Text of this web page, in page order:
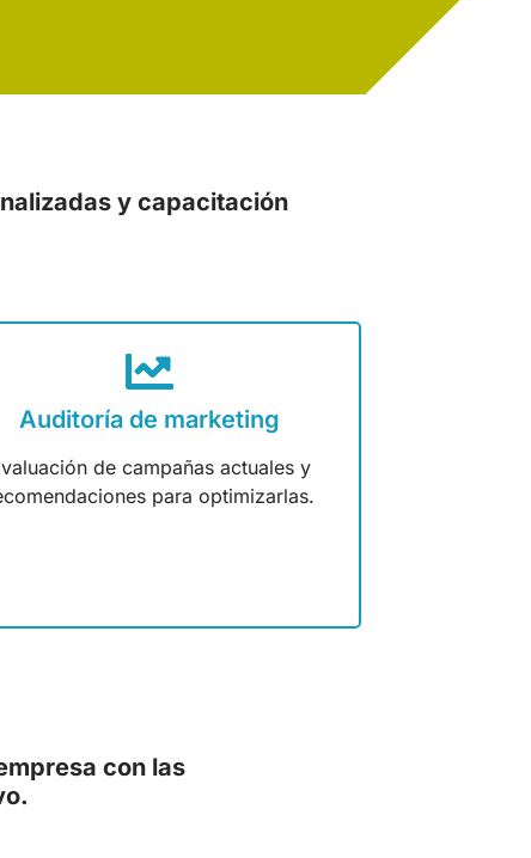
y capacitación
Auditoría de marketing
de campañas actuales y
para optimizarlas.
con las